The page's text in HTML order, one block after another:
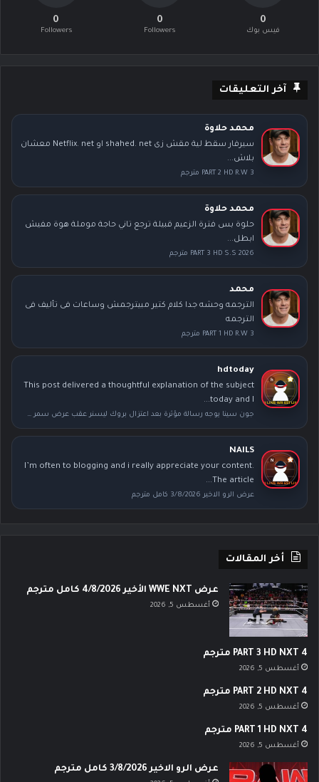
0
فيس بوك
0
Followers
0
Followers
آخر التعليقات
محمد حلاوة
سيرفار سقط لية مقش زى shahed. net او Netflix. net معشان
بلاش...
PART 2 HD R.W 3 مترجم
محمد حلاوة
حلوة بس فترة الزعيم قبيلة ترجع تاني حاجة موملة هوة مفيش
ابطل...
PART 3 HD S.S 2026 مترجم
محمد
الترجمه وحشه جدا كلام كتير مبيترجمش وساعات فى تأليف فى
الترجمه
PART 1 HD R.W 3 مترجم
hdtoday
This post delivered a thoughtful explanation of the subject
today and I...
جون سينا يوجه رسالة مؤثرة بعد اعتزال بروك ليسنر عقب عرض سمر سلام
NAILS
I’m often to blogging and i really appreciate your content.
The article...
عرض الرو الاخير 3/8/2026 كامل مترجم
أخر المقالات
عرض WWE NXT الأخير 4/8/2026 كامل مترجم
أغسطس 5, 2026
PART 3 HD NXT 4 مترجم
أغسطس 5, 2026
PART 2 HD NXT 4 مترجم
أغسطس 5, 2026
PART 1 HD NXT 4 مترجم
أغسطس 5, 2026
عرض الرو الاخير 3/8/2026 كامل مترجم